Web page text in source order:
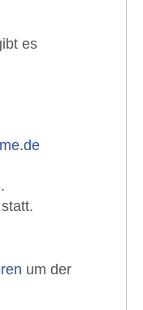
es
um der